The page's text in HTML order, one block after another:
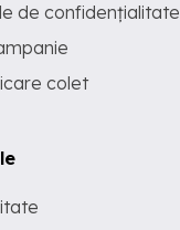
de confidențialitate
colet